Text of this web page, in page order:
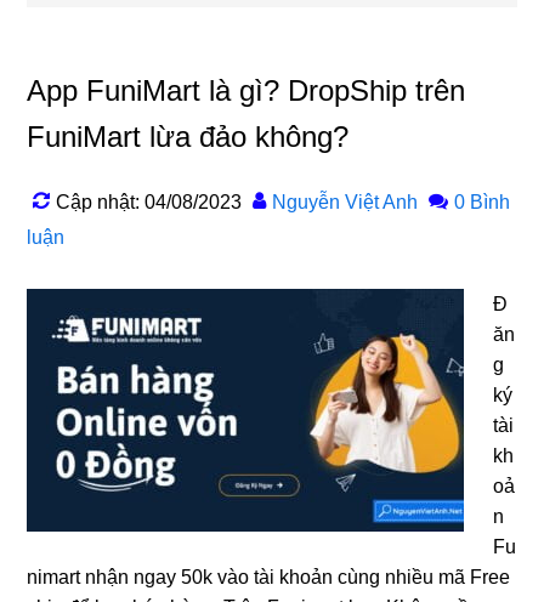
App FuniMart là gì? DropShip trên
FuniMart lừa đảo không?
Cập nhật: 04/08/2023 Nguyễn Việt Anh
0 Bình
luận
Đ
ăn
g
ký
tài
kh
oả
n
Fu
nimart nhận ngay 50k vào tài khoản cùng nhiều mã Free